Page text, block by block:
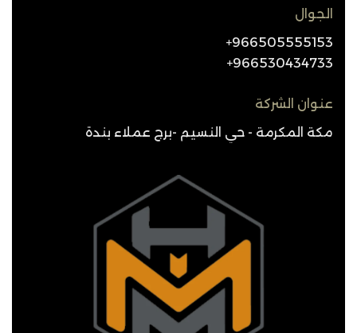
الجوال
966505555153+
966530434733+
عنوان الشركة
مكة المكرمة - حي النسيم -برج عملاء بندة